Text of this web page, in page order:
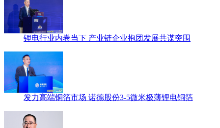
锂电行业内卷当下 产业链企业抱团发展共谋突围
发力高端铜箔市场 诺德股份3-5微米极薄锂电铜箔